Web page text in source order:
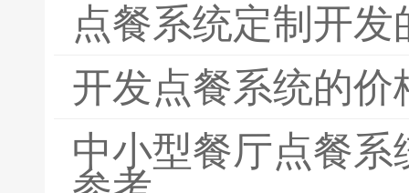
点餐系统定制开
开发点餐系统的
中小型餐厅点餐